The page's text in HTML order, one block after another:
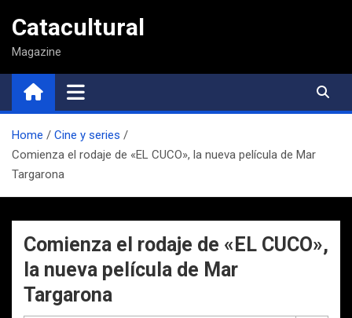
contenido
Catacultural
Magazine
Home
Cine y series
Comienza el rodaje de «EL CUCO», la nueva película de Mar
Targarona
Comienza el rodaje de «EL CUCO»,
la nueva película de Mar
Targarona